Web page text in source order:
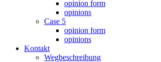
opinion form
opinions
Case 5
opinion form
opinions
Kontakt
Wegbeschreibung